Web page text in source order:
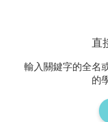
直
輸入關鍵字的全名
的